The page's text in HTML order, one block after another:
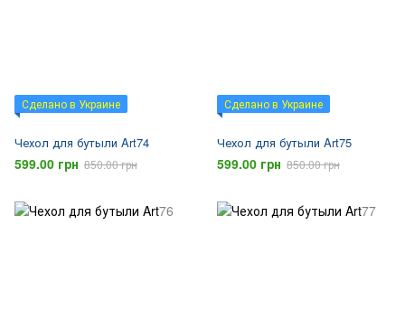
Сделано в Украине
Чехол для бутыли Art74
599.00 грн 850.00 грн
Сделано в Украине
Чехол для бутыли Art75
599.00 грн 850.00 грн